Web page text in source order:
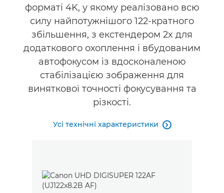
форматі 4K, у якому реалізовано всю
силу найпотужнішого 122-кратного
збільшення, з екстендером 2x для
додаткового охоплення і вбудованим
автофокусом із вдосконаленою
стабілізацією зображення для
виняткової точності фокусування та
різкості.
Усі технічні характеристики 